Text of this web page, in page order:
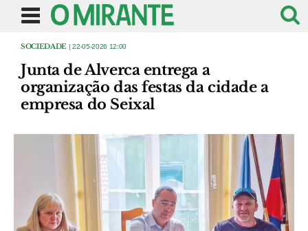
SOCIEDADE | 22-05-2026 12:00
Junta de Alverca entrega a
organização das festas da cidade a
empresa do Seixal